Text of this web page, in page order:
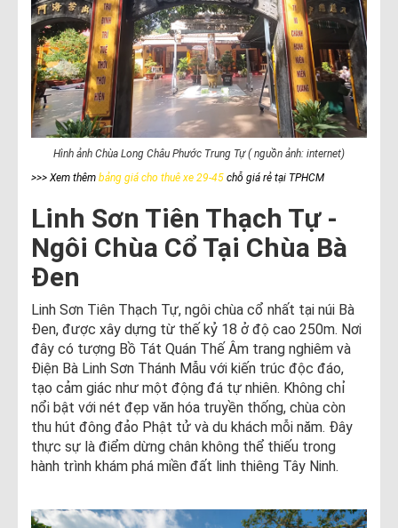
Hình ảnh Chùa Long Châu Phước Trung Tự ( nguồn ảnh: internet)
>>> Xem thêm bảng giá cho thuê xe 29-45 chỗ giá rẻ tại TPHCM
Linh Sơn Tiên Thạch Tự -
Ngôi Chùa Cổ Tại Chùa Bà
Đen
Linh Sơn Tiên Thạch Tự, ngôi chùa cổ nhất tại núi Bà
Đen, được xây dựng từ thế kỷ 18 ở độ cao 250m. Nơi
đây có tượng Bồ Tát Quán Thế Âm trang nghiêm và
Điện Bà Linh Sơn Thánh Mẫu với kiến trúc độc đáo,
tạo cảm giác như một động đá tự nhiên. Không chỉ
nổi bật với nét đẹp văn hóa truyền thống, chùa còn
thu hút đông đảo Phật tử và du khách mỗi năm. Đây
thực sự là điểm dừng chân không thể thiếu trong
hành trình khám phá miền đất linh thiêng Tây Ninh.